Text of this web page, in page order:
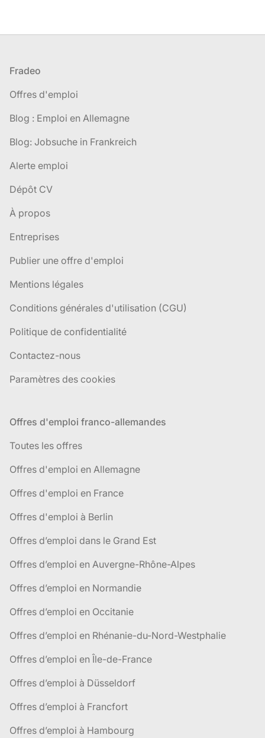
Pied de page
Fradeo
Offres d'emploi
Blog : Emploi en Allemagne
Blog: Jobsuche in Frankreich
Alerte emploi
Dépôt CV
À propos
Entreprises
Publier une offre d'emploi
Mentions légales
Conditions générales d'utilisation (CGU)
Politique de confidentialité
Contactez-nous
Paramètres des cookies
Offres d'emploi franco-allemandes
Toutes les offres
Offres d'emploi en Allemagne
Offres d'emploi en France
Offres d'emploi à Berlin
Offres d’emploi dans le Grand Est
Offres d’emploi en Auvergne-Rhône-Alpes
Offres d’emploi en Normandie
Offres d’emploi en Occitanie
Offres d’emploi en Rhénanie-du-Nord-Westphalie
Offres d’emploi en Île-de-France
Offres d’emploi à Düsseldorf
Offres d’emploi à Francfort
Offres d’emploi à Hambourg